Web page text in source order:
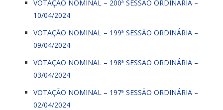
VOTAÇÃO NOMINAL – 200ª SESSÃO ORDINÁRIA –
10/04/2024
VOTAÇÃO NOMINAL – 199ª SESSÃO ORDINÁRIA –
09/04/2024
VOTAÇÃO NOMINAL – 198ª SESSÃO ORDINÁRIA –
03/04/2024
VOTAÇÃO NOMINAL – 197ª SESSÃO ORDINÁRIA –
02/04/2024